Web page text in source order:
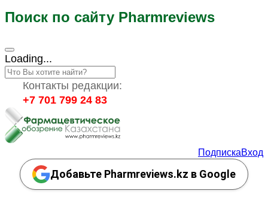
Поиск по сайту Pharmreviews
Loading...
Контакты редакции:
+7 701 799 24 83
ПодпискаВход
Добавьте Pharmreviews.kz в Google